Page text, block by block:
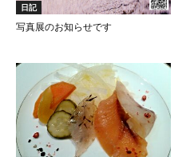
日記
写真展のお知らせです